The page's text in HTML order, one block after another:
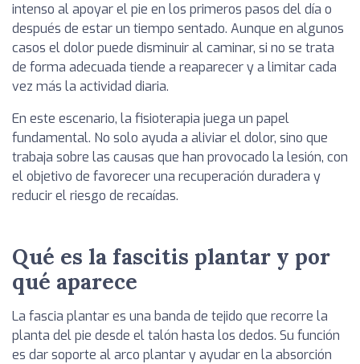
intenso al apoyar el pie en los primeros pasos del día o
después de estar un tiempo sentado. Aunque en algunos
casos el dolor puede disminuir al caminar, si no se trata
de forma adecuada tiende a reaparecer y a limitar cada
vez más la actividad diaria.
En este escenario, la fisioterapia juega un papel
fundamental. No solo ayuda a aliviar el dolor, sino que
trabaja sobre las causas que han provocado la lesión, con
el objetivo de favorecer una recuperación duradera y
reducir el riesgo de recaídas.
Qué es la fascitis plantar y por
qué aparece
La fascia plantar es una banda de tejido que recorre la
planta del pie desde el talón hasta los dedos. Su función
es dar soporte al arco plantar y ayudar en la absorción